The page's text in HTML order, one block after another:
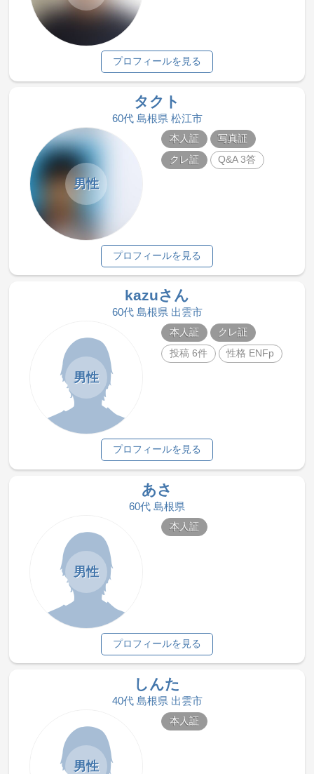
プロフィールを見る
タクト
60代 島根県 松江市
男性
本人証
写真証
クレ証
Q&A 3答
プロフィールを見る
kazuさん
60代 島根県 出雲市
男性
本人証
クレ証
投稿 6件
性格 ENFp
プロフィールを見る
あさ
60代 島根県
男性
本人証
プロフィールを見る
しんた
40代 島根県 出雲市
男性
本人証